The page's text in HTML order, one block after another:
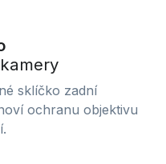
sklíčko zadní
ochranu objektivu